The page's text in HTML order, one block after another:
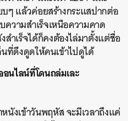
บๆ แล้วค่อยสร้างกระแสปากต่อ
วามสำเร็จเหนือความคาด
ำเร็จได้ก็คงต้องไล่มาตั้งแต่ชื่อ
นที่ดึงดูดให้คนเข้าไปดูได้
นไลน์ที่โดนถล่มเละ
งเข้าวันพฤหัส จะมีเวลาถึงแค่